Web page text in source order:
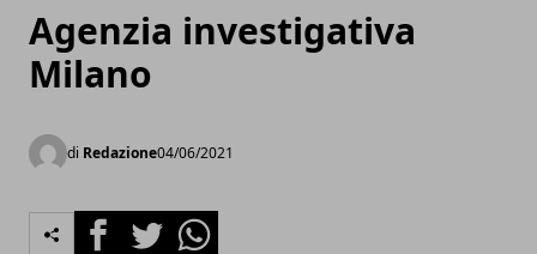
Agenzia investigativa
Milano
di Redazione04/06/2021
FacebookTwitterWhatsapp